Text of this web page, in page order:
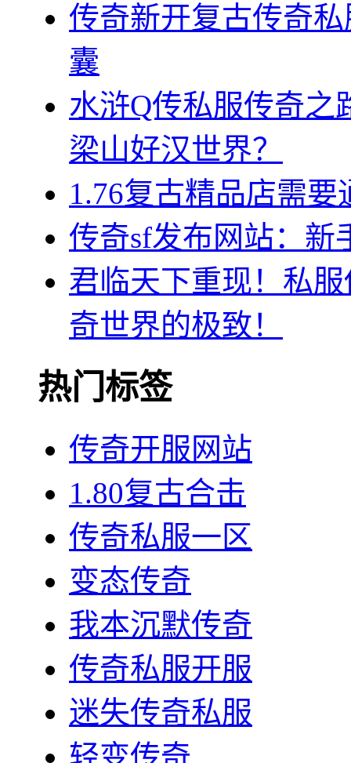
传奇新开复古传奇
囊
水浒Q传私服传奇之
梁山好汉世界？
1.76复古精品店需
传奇sf发布网站：新
君临天下重现！私
奇世界的极致！
热门标签
传奇开服网站
1.80复古合击
传奇私服一区
变态传奇
我本沉默传奇
传奇私服开服
迷失传奇私服